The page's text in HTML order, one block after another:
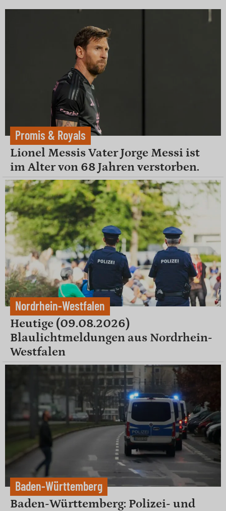
Promis & Royals
Lionel Messis Vater Jorge Messi ist
im Alter von 68 Jahren verstorben.
Nordrhein-Westfalen
Heutige (09.08.2026)
Blaulichtmeldungen aus Nordrhein-
Westfalen
Baden-Württemberg
Baden-Württemberg: Polizei- und